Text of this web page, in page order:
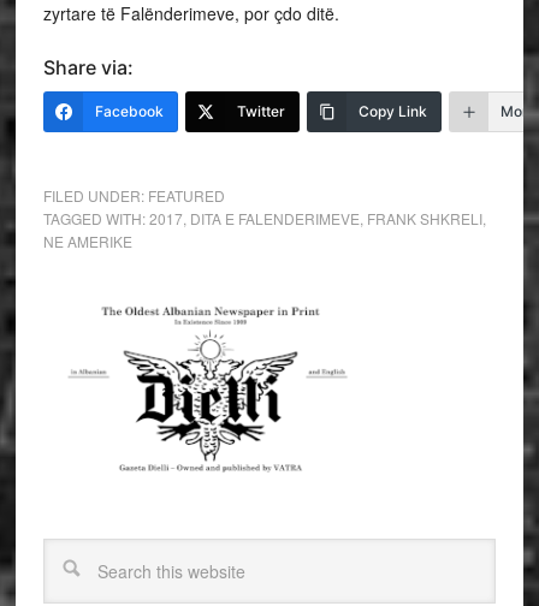
zyrtare të Falënderimeve, por çdo ditë.
Share via:
Facebook Twitter Copy Link More
FILED UNDER: FEATURED
TAGGED WITH:2017, DITA E FALENDERIMEVE FRANK SHKRELI,
NE AMERIKE